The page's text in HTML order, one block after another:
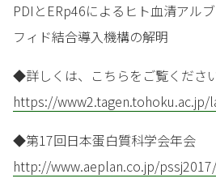
PDIとERp46によるヒト血清アル
フィド結合導入機構の解明
◆詳しくは、こちらをご覧ください
https://
◆第17回日本蛋白質科学会年会
http://www.aeplan.co.jp/